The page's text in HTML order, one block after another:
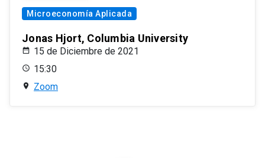
Microeconomía Aplicada
Jonas Hjort, Columbia University
15 de Diciembre de 2021
15:30
Zoom